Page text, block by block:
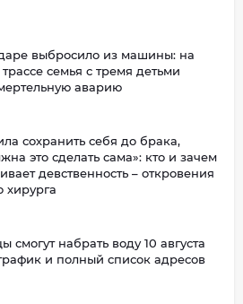
выбросило из машины: на
семья с тремя детьми
аварию
сохранить себя до брака,
это сделать сама»: кто и зачем
девственность – откровения
хирурга
смогут набрать воду 10 августа
и полный список адресов